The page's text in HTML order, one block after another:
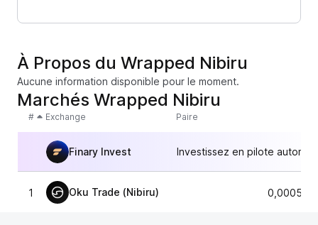
À Propos du Wrapped Nibiru
Aucune information disponible pour le moment.
Marchés Wrapped Nibiru
# Exchange Paire
Finary Invest Investissez en pilote
1 Oku Trade (Nibiru)